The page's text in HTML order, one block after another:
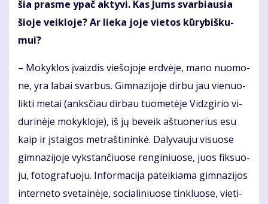
šia pras­me ypač ak­ty­vi. Kas Jums svar­biau­sia
šio­je veik­lo­je? Ar lie­ka jo­je vie­tos kū­ry­biš­ku­
mui?
– Mo­kyk­los įvaiz­dis vie­šo­jo­je erd­vė­je, ma­no nuo­mo­
ne, yra la­bai svar­bus. Gim­na­zi­jo­je dir­bu jau vie­nuo­
lik­ti me­tai (anks­čiau dir­bau tuo­me­tė­je Vidz­gi­rio vi­
du­ri­nė­je mo­kyk­lo­je), iš jų be­veik aš­tuo­ne­rius esu
kaip ir įstai­gos met­raš­ti­nin­kė. Da­ly­vau­ju vi­suo­se
gim­na­zi­jo­je vyks­tan­čiuo­se ren­gi­niuo­se, juos fik­suo­
ju, fo­to­gra­fuo­ju. In­for­ma­ci­ja pa­tei­kia­ma gim­na­zi­jos
in­ter­ne­to sve­tai­nė­je, so­cia­li­niuo­se tin­kluo­se, vie­ti­